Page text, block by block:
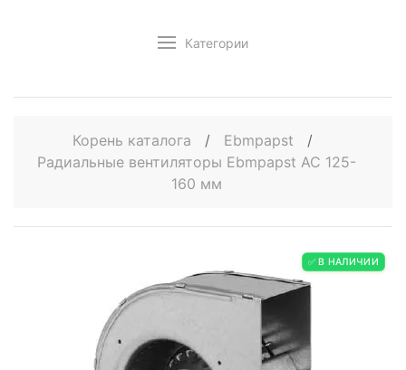
Категории
Корень каталога / Ebmpapst
/
Радиальные вентиляторы Ebmpapst AC 125-
160 мм
✅ В НАЛИЧИИ